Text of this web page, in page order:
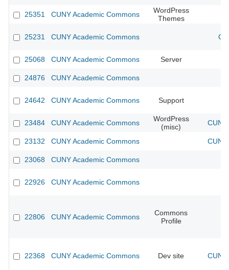
25351 CUNY Academic Commons
WordPress
Themes
25231 CUNY Academic Commons
25068 CUNY Academic Commons Server
24876 CUNY Academic Commons
24642 CUNY Academic Commons Support
23484 CUNY Academic Commons
WordPress
(misc)
23132 CUNY Academic Commons
23068 CUNY Academic Commons
22926 CUNY Academic Commons
22806 CUNY Academic Commons
Commons
Profile
22368 CUNY Academic Commons Dev site